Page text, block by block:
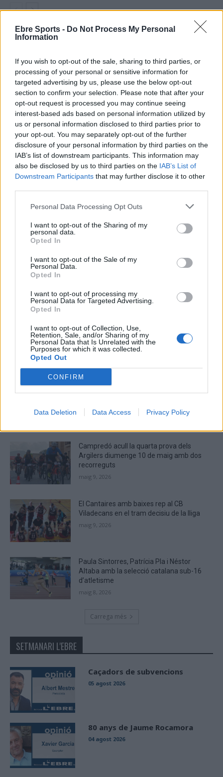
Ebre Sports - Do Not Process My Personal
Information
If you wish to opt-out of the sale, sharing to third parties, or
processing of your personal or sensitive information for
targeted advertising by us, please use the below opt-out
section to confirm your selection. Please note that after your
opt-out request is processed you may continue seeing
interest-based ads based on personal information utilized by
us or personal information disclosed to third parties prior to
your opt-out. You may separately opt-out of the further
disclosure of your personal information by third parties on the
IAB’s list of downstream participants. This information may
also be disclosed by us to third parties on the IAB’s List of
Downstream Participants that may further disclose it to other
Personal Data Processing Opt Outs
I want to opt-out of the Sharing of my
personal data.
Opted In
I want to opt-out of the Sale of my
Personal Data.
Opted In
I want to opt-out of processing my
Personal Data for Targeted Advertising.
Opted In
I want to opt-out of Collection, Use,
Retention, Sale, and/or Sharing of my
Personal Data that Is Unrelated with the
Purposes for which it was collected.
Opted Out
CONFIRM
Data Deletion Data Access Privacy Policy
Comentari:
Deseu el meu nom, el correu electrònic i el lloc web en
Captcha8 * 3 = ?
characters
CAPTCHA
verify
human.
maig 9, 2026
Campredó acull la quarta prova dels
Argilers diumenge 10 de maig amb dos
recorreguts
maig 9, 2026
El Cantaires amb baixes rep al CB
Viladecans en el tram decisiu de la lliga
maig 9, 2026
Paula Sintorres, Patrícia Pla i Néstor
Altaba amb la selecció catalana sub-16
d’atletisme
maig 8, 2026
Carrega més
SETMANARI L'EBRE
Caçadors de subvencions
05 agost 2026
80 anys de Jaume Rocamora
04 agost 2026